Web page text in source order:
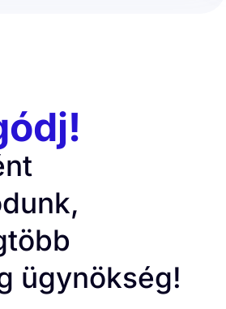
ügynökség!